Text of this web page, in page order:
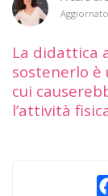
La didattica
sostenerlo è
cui
l’attività